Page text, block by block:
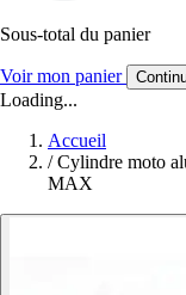
Sous-total du panier
Voir mon panier
Loading...
Accueil
/ Cylindre moto
MAX